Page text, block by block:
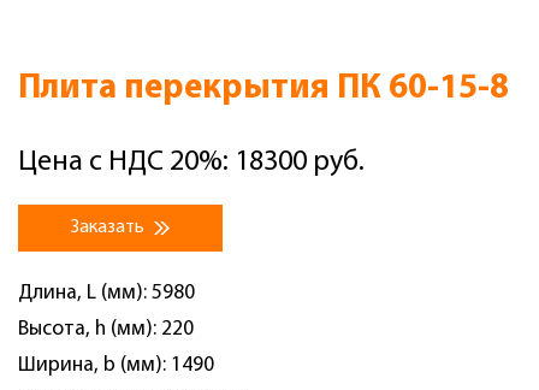
Плита перекрытия ПК 60-15-8
Цена с НДС 20%: 18300 руб.
Заказать
Длина, L (мм): 5980
Высота, h (мм): 220
Ширина, b (мм): 1490